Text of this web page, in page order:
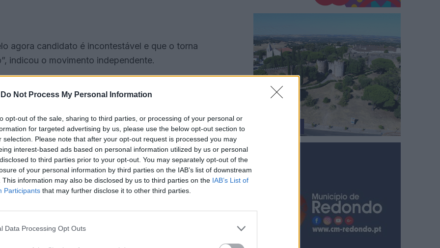
Do Not Process My Personal Information
opt-out of the sale, sharing to third parties, or processing of your personal or
for targeted advertising by us, please use the below opt-out section to
selection. Please note that after your opt-out request is processed you may
interest-based ads based on personal information utilized by us or personal
to third parties prior to your opt-out. You may separately opt-out of the
of your personal information by third parties on the IAB’s list of downstream
This information may also be disclosed by us to third parties on the IAB’s List of
Participants that may further disclose it to other third parties.
Data Processing Opt Outs
agora candidato é incontestável e que o torna
indicou o movimento independente.
o compromisso “com muito orgulho e grande
de “contribuir para o desenvolvimento” do
não pode ficar para trás. Sines merece mais”,
Naves à presidência da Câmara de Sines
e mobilizadora da sociedade civil que
Sines”.
pela Faculdade de Direito da Universidade de